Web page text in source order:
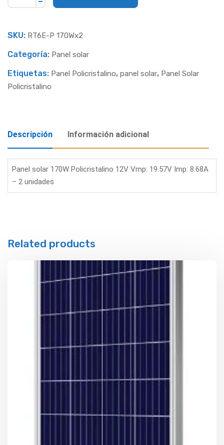
SKU: RT6E-P 170Wx2
Categoría: Panel solar
Etiquetas: Panel Policristalino, panel solar, Panel Solar
Policristalino
Descripción Información adicional
Panel solar 170W Policristalino 12V Vmp: 19.57V Imp: 8.68A
– 2 unidades
Related products